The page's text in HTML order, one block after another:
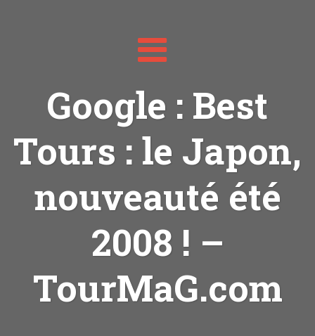
Toggle
navigation
Google : Best
Tours : le Japon,
nouveauté été
2008 ! –
TourMaG.com